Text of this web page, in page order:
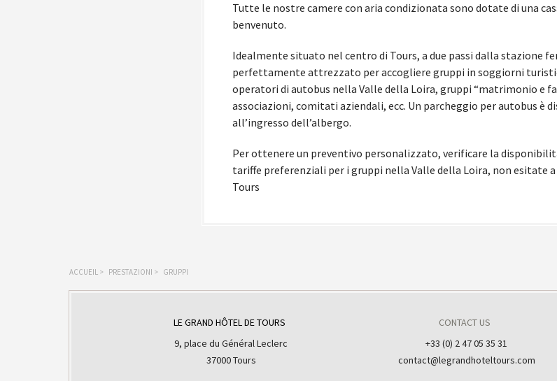
Tutte le nostre camere con aria condizionata sono dotate di una
benvenuto.
Idealmente situato nel centro di Tours, a due passi dalla stazione
perfettamente attrezzato per accogliere gruppi in soggiorni
operatori di autobus nella Valle della Loira, gruppi “matrimonio e
associazioni, comitati aziendali, ecc. Un parcheggio per autobus è
all’ingresso dell’albergo.
Per ottenere un preventivo personalizzato, verificare la
tariffe preferenziali per i gruppi nella Valle della Loira, non esitate
Tours
ACCUEIL > PRESTAZIONI > GRUPPI
LE GRAND HÔTEL DE TOURS
9, place du Général Leclerc
37000 Tours
CONTACT US
+33 (0) 2 47 05 35 31
contact@legrandhoteltours.com